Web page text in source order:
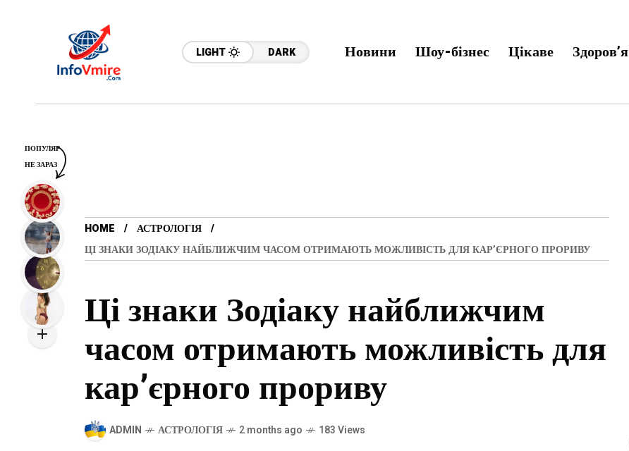
LIGHT DARK Новини Шоу-бізнес Цікаве Здоров’я
HOME
АСТРОЛОГІЯ
ЦІ ЗНАКИ ЗОДІАКУ НАЙБЛИЖЧИМ ЧАСОМ ОТРИМАЮТЬ МОЖЛИВІСТЬ ДЛЯ КАР’ЄРНОГО ПРОРИВУ
Ці знаки Зодіаку найближчим
часом отримають можливість для
кар’єрного прориву
ADMIN АСТРОЛОГІЯ 2 months ago 183 Views
ПОПУЛЯР
НЕ ЗАРАЗ